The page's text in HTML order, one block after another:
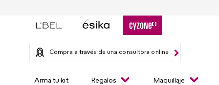
Compra a través de una consultora online
Arma tu kit Regalos Maquillaje